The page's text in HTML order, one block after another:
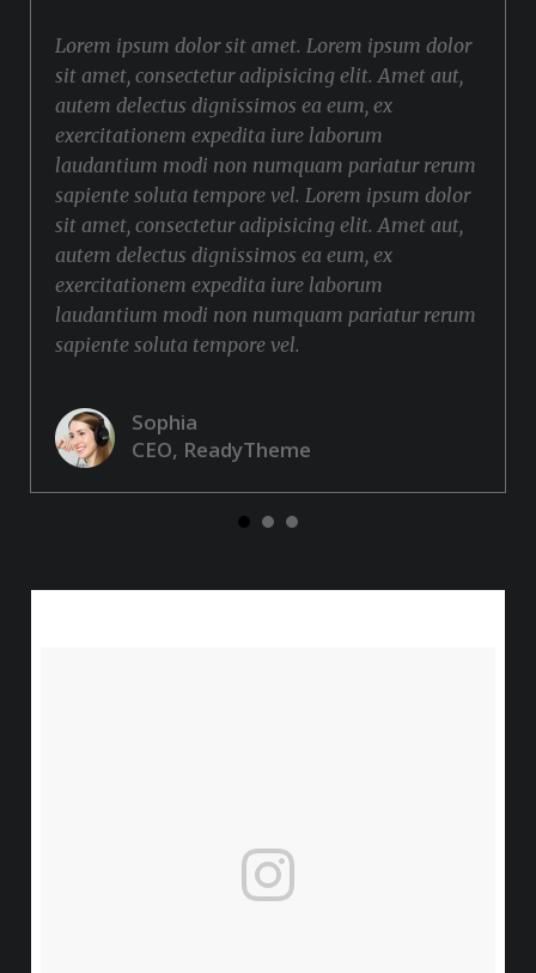
Lorem ipsum dolor sit amet. Lorem ipsum dolor
sit amet, consectetur adipisicing elit. Amet aut,
autem delectus dignissimos ea eum, ex
exercitationem expedita iure laborum
laudantium modi non numquam pariatur rerum
sapiente soluta tempore vel. Lorem ipsum dolor
sit amet, consectetur adipisicing elit. Amet aut,
autem delectus dignissimos ea eum, ex
exercitationem expedita iure laborum
laudantium modi non numquam pariatur rerum
sapiente soluta tempore vel.
Sophia
CEO, ReadyTheme